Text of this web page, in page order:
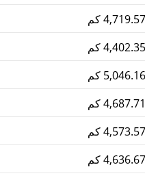
4,719.57 كم
4,402.35 كم
5,046.16 كم
4,687.71 كم
4,573.57 كم
4,636.67 كم